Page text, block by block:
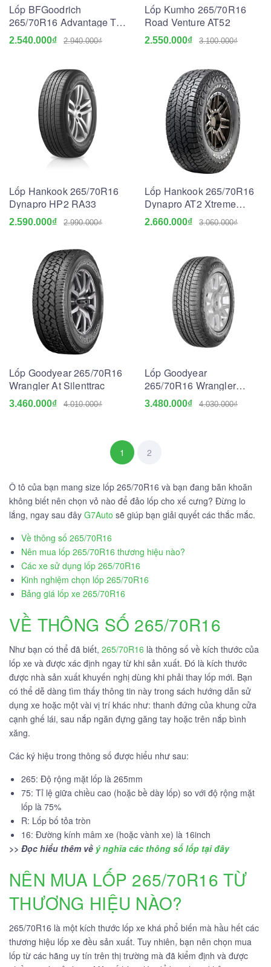
Lốp BFGoodrich
265/70R16 Advantage T/A
SUV Go
2.540.000₫ 2.940.000₫
Lốp Kumho 265/70R16
Road Venture AT52
2.550.000₫ 3.100.000₫
Lốp Hankook 265/70R16
Dynapro HP2 RA33
2.590.000₫ 2.990.000₫
Lốp Hankook 265/70R16
Dynapro AT2 Xtreme
RF12
2.660.000₫ 3.060.000₫
Lốp Goodyear 265/70R16
Wrangler At Silenttrac
3.460.000₫ 4.010.000₫
Lốp Goodyear
265/70R16 Wrangler
Triplemax
3.480.000₫ 4.030.000₫
1 2
Ô tô của bạn mang size lốp 265/70R16 và bạn đang băn khoăn
không biết nên chọn vỏ nào để đảo lốp cho xế cưng? Đừng lo
lắng, ngay sau đây G7Auto sẽ giúp bạn giải quyết các thắc mắc.
Về thông số 265/70R16
Nên mua lốp 265/70R16 thương hiệu nào?
Các xe sử dụng lốp 265/70R16
Kinh nghiệm chọn lốp 265/70R16
Bảng giá lốp xe 265/70R16
VỀ THÔNG SỐ 265/70R16
Như bạn có thể đã biết, 265/70R16 là thông số về kích thước của
lốp xe và được xác định ngay từ khi sản xuất. Đó là kích thước
được nhà sản xuất khuyến nghị dùng khi phải thay lốp mới. Bạn
có thể dễ dàng tìm thấy thông tin này trong sách hướng dẫn sử
dụng xe hoặc một vài vị trí khác như: thanh đứng của khung cửa
cạnh ghế lái, sau nắp ngăn đựng găng tay hoặc trên nắp bình
xăng.
Các ký hiệu trong thông số được hiểu như sau:
265: Độ rộng mặt lốp là 265mm
75: Tỉ lệ giữa chiều cao (hoặc bề dày lốp) so với độ rộng mặt
lốp là 75%
R: Lốp bố tỏa tròn
16: Đường kính mâm xe (hoặc vành xe) là 16inch
>> Đọc hiểu thêm về ý nghĩa các thông số lốp tại đây
NÊN MUA LỐP 265/70R16 TỪ
THƯƠNG HIỆU NÀO?
265/70R16 là một kích thước lốp xe khá phổ biến mà hầu hết các
thương hiệu lốp xe đều sản xuất. Tuy nhiên, bạn nên chọn mua
lốp từ các hãng uy tín trên thị trường mà đã kiểm định và được